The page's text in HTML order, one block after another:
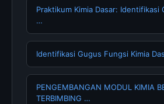
Praktikum Kimia Dasar: Identifikasi
…
Identifikasi Gugus Fungsi Kimia
PENGEMBANGAN MODUL KIMIA
TERBIMBING …